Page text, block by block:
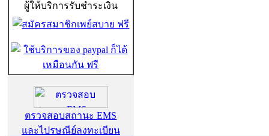
ผู้ให้บริการรับชำระเงิน
ตรวจสอบสถานะ EMS
และไปรษณีย์ลงทะเบียน